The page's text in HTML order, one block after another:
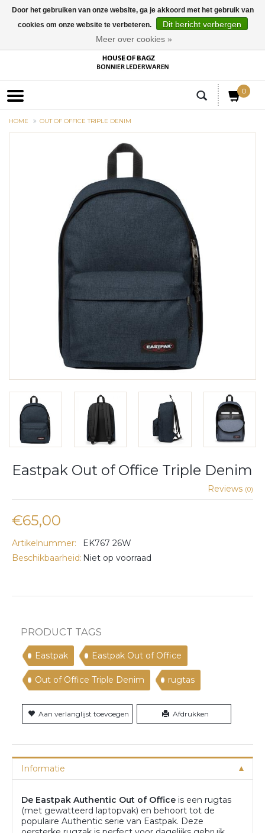
0
HOME OUT OF OFFICE TRIPLE DENIM
Eastpak Out of Office Triple Denim
Reviews (0)
€65,00
Artikelnummer:
EK767 26W
Beschikbaarheid: Niet op voorraad
PRODUCT TAGS
Eastpak Eastpak Out of Office
Out of Office Triple Denim rugtas
Aan verlanglijst toevoegen Afdrukken
Informatie
De Eastpak Authentic Out of Office is een rugtas
(met gewatteerd laptopvak) en behoort tot de
populaire Authentic serie van Eastpak. Deze
Door het gebruiken van onze website, ga je akkoord met het gebruik van
cookies om onze website te verbeteren.
Dit bericht verbergen
Meer over cookies »